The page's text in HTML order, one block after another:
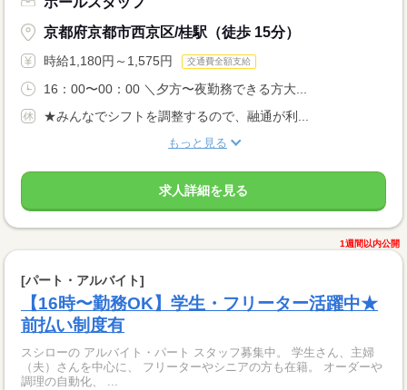
京都府京都市西京区/桂駅（徒歩 15分）
時給1,180円～1,575円 交通費全額支給
16：00〜00：00 ＼夕方〜夜勤務できる方大...
★みんなでシフトを調整するので、融通が利...
もっと見る
求人詳細を見る
1週間以内公開
[パート・アルバイト]
【16時〜勤務OK】学生・フリーター活躍中★
前払い制度有
スシローの アルバイト・パート スタッフ募集中。 学生さん、主婦
（夫）さんを中心に、 フリーターやシニアの方も在籍。 オーダーや
調理の自動化、 ...